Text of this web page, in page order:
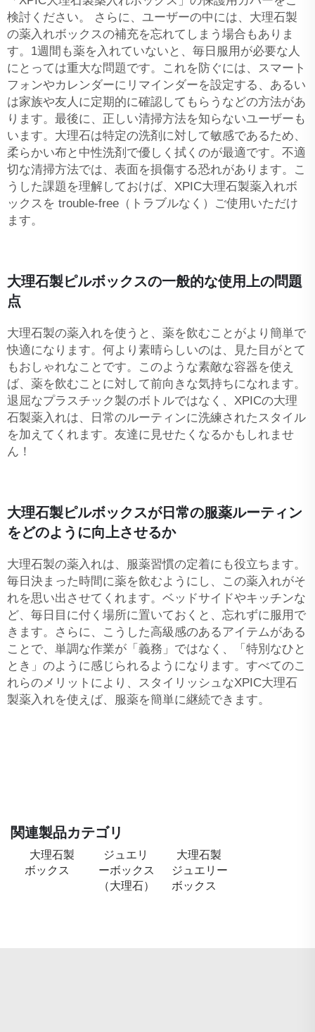
検討ください。 さらに、ユーザーの中には、大理石製
の薬入れボックスの補充を忘れてしまう場合もありま
す。1週間も薬を入れていないと、毎日服用が必要な人
にとっては重大な問題です。これを防ぐには、スマート
フォンやカレンダーにリマインダーを設定する、あるい
は家族や友人に定期的に確認してもらうなどの方法があ
ります。最後に、正しい清掃方法を知らないユーザーも
います。大理石は特定の洗剤に対して敏感であるため、
柔らかい布と中性洗剤で優しく拭くのが最適です。不適
切な清掃方法では、表面を損傷する恐れがあります。こ
うした課題を理解しておけば、XPIC大理石製薬入れボ
ックスを trouble-free（トラブルなく）ご使用いただけ
ます。
大理石製ピルボックスの一般的な使用上の問題
点
大理石製の薬入れを使うと、薬を飲むことがより簡単で
快適になります。何より素晴らしいのは、見た目がとて
もおしゃれなことです。このような素敵な容器を使え
ば、薬を飲むことに対して前向きな気持ちになれます。
退屈なプラスチック製のボトルではなく、XPICの大理
石製薬入れは、日常のルーティンに洗練されたスタイル
を加えてくれます。友達に見せたくなるかもしれませ
ん！
大理石製ピルボックスが日常の服薬ルーティン
をどのように向上させるか
大理石製の薬入れは、服薬習慣の定着にも役立ちます。
毎日決まった時間に薬を飲むようにし、この薬入れがそ
れを思い出させてくれます。ベッドサイドやキッチンな
ど、毎日目に付く場所に置いておくと、忘れずに服用で
きます。さらに、こうした高級感のあるアイテムがある
ことで、単調な作業が「義務」ではなく、「特別なひと
とき」のように感じられるようになります。すべてのこ
れらのメリットにより、スタイリッシュなXPIC大理石
製薬入れを使えば、服薬を簡単に継続できます。
関連製品カテゴリ
大理石製
ボックス
ジュエリ
ーボックス
（大理石）
大理石製
ジュエリー
ボックス